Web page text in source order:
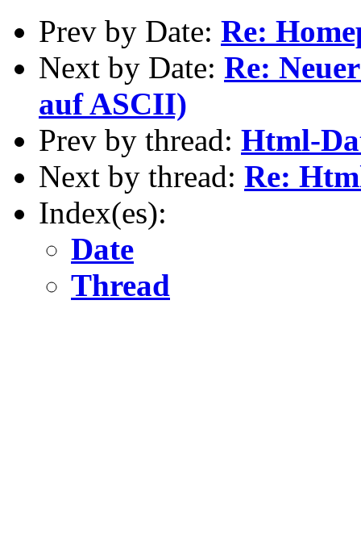
Prev by Date: Re:
Next by Date: Re:
auf ASCII)
Prev by thread: Html-
Next by thread: Re:
Index(es):
Date
Thread